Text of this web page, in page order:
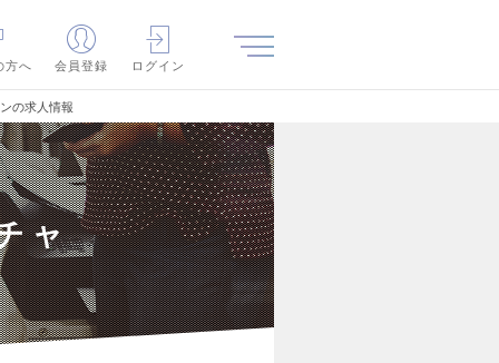
方へ 会員登録 ログイン
の求人情報
ャ